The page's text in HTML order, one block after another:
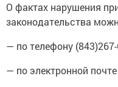
О фактах нарушения
законодательства
— по телефону
— по электронной